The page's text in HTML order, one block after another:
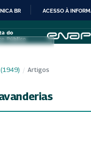
IR
PARA
CONTEÚDO
BR ACESSO À
(1949) / Artigos